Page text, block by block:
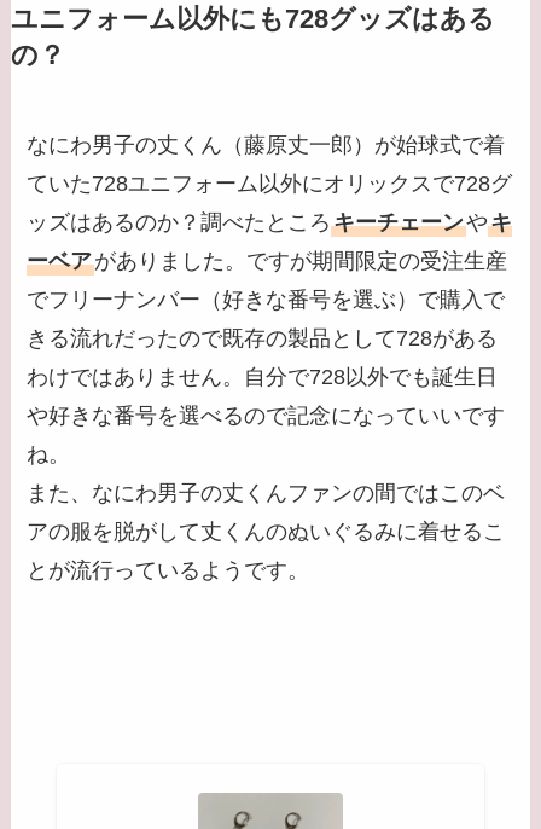
ユニフォーム以外にも728グッズはある
の？
なにわ男子の丈くん（藤原丈一郎）が始球式で着
ていた728ユニフォーム以外にオリックスで728グ
ッズはあるのか？調べたところキーチェーンやキ
ーベアがありました。ですが期間限定の受注生産
でフリーナンバー（好きな番号を選ぶ）で購入で
きる流れだったので既存の製品として728がある
わけではありません。自分で728以外でも誕生日
や好きな番号を選べるので記念になっていいです
ね。
また、なにわ男子の丈くんファンの間ではこのベ
アの服を脱がして丈くんのぬいぐるみに着せるこ
とが流行っているようです。